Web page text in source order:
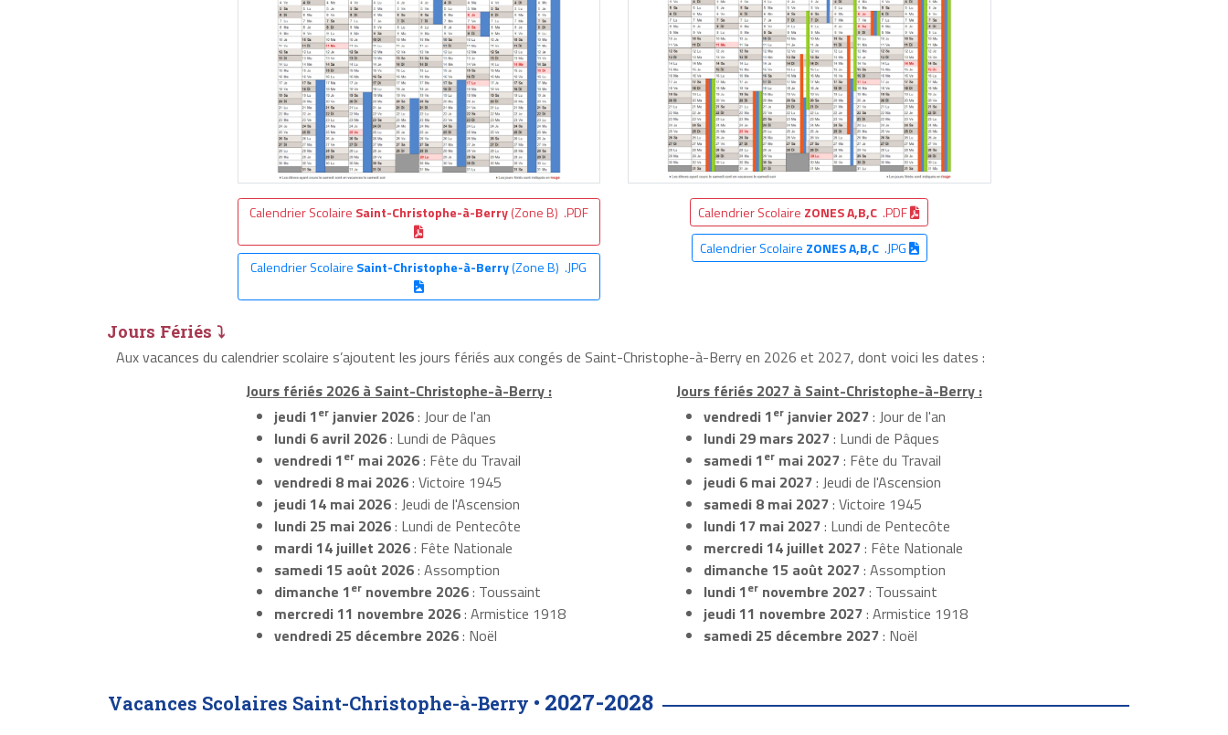
Calendrier Scolaire Saint-Christophe-à-Berry(Zone B) .PDF
Calendrier Scolaire Saint-Christophe-à-Berry(Zone B) .JPG
Calendrier Scolaire ZONES A,B,C .PDF
Calendrier Scolaire ZONES A,B,C.JPG
Jours Fériés ⤵
Aux vacances du calendrier scolaire s’ajoutent les jours fériés aux congés de Saint-Christophe-à-Berry en 2026 et 2027, dont voici les dates :
Jours fériés 2026 à Saint-Christophe-à-Berry :
jeudi 1erjanvier 2026: Jour de l'an
lundi 6 avril 2026: Lundi de Pâques
vendredi 1ermai 2026: Fête du Travail
vendredi 8 mai 2026: Victoire 1945
jeudi 14 mai 2026: Jeudi de l'Ascension
lundi 25 mai 2026: Lundi de Pentecôte
mardi 14 juillet 2026: Fête Nationale
samedi 15 août 2026: Assomption
dimanche 1ernovembre 2026: Toussaint
mercredi 11 novembre 2026: Armistice 1918
vendredi 25 décembre 2026: Noël
Jours fériés 2027 à Saint-Christophe-à-Berry :
vendredi 1er janvier 2027: Jour de l'an
lundi 29 mars 2027: Lundi de Pâques
samedi 1er mai 2027: Fête du Travail
jeudi 6 mai 2027: Jeudi de l'Ascension
samedi 8 mai 2027: Victoire 1945
lundi 17 mai 2027: Lundi de Pentecôte
mercredi 14 juillet 2027: Fête Nationale
dimanche 15 août 2027: Assomption
lundi 1er novembre 2027: Toussaint
jeudi 11 novembre 2027: Armistice 1918
samedi 25 décembre 2027: Noël
Vacances Scolaires Saint-Christophe-à-Berry • 2027-2028